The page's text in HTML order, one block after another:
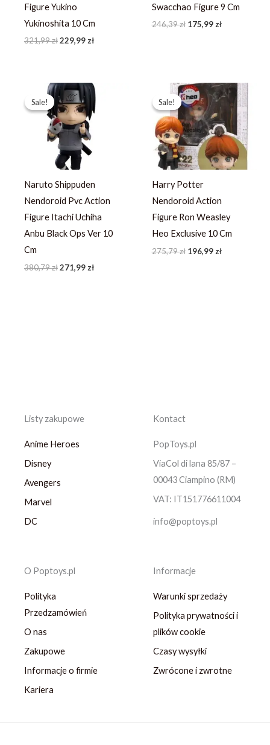
Figure Yukino
Yukinoshita 10 Cm
321,99zł229,99zł
Swacchao Figure 9 Cm
246,39zł 175,99zł
Sale!
Sale!
Naruto Shippuden
Nendoroid Pvc Action
Figure Itachi Uchiha
Anbu Black Ops Ver 10
Cm
380,79zł
Pierwotna
cena
wynosiła:
380,79 zł.
271,99 zł
Aktualna
cena
wynosi:
Sale!
Sale!
Harry Potter
Nendoroid Action
Figure Ron Weasley
Heo Exclusive 10 Cm
275,79zł
Pierwotna
cena
wynosiła:
275,79 zł.
196,99 zł
Aktualna
cena
wynosi:
196,99 zł.
Listy zakupowe
Anime Heroes
Disney
Avengers
Marvel
DC
Kontact
PopToys.pl
ViaCol di lana 85/87 –
00043 Ciampino (RM)
VAT: IT151776611004
info@poptoys.pl
O Poptoys.pl
Polityka
Przedzamówień
O nas
Zakupowe
Informacje o firmie
Kariera
Informacje
Warunki sprzedaży
Polityka prywatności i
plików cookie
Czasy wysyłki
Zwrócone i zwrotne